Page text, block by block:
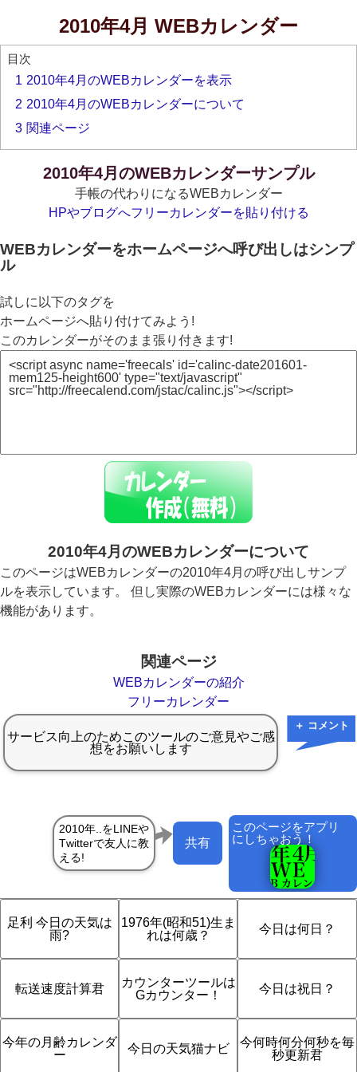
2010年4月 WEBカレンダー
目次
1 2010年4月のWEBカレンダーを表示
2 2010年4月のWEBカレンダーについて
3 関連ページ
2010年4月のWEBカレンダーサンプル
手帳の代わりになるWEBカレンダー
HPやブログへフリーカレンダーを貼り付ける
WEBカレンダーをホームページへ呼び出しはシンプ
ル
試しに以下のタグを
ホームページへ貼り付けてみよう!
このカレンダーがそのまま張り付きます!
2010年4月のWEBカレンダーについて
このページはWEBカレンダーの2010年4月の呼び出しサンプ
ルを表示しています。 但し実際のWEBカレンダーには様々な
機能があります。
関連ページ
WEBカレンダーの紹介
フリーカレンダー
＋ コメント
このページをアプリ
にしちゃおう！
共有
足利 今日の天気は
雨?
1976年(昭和51)生ま
れは何歳？
今日は何日？
転送速度計算君
カウンターツールは
Gカウンター！
今日は祝日？
今年の月齢カレンダ
ー
今日の天気猫ナビ
今何時何分何秒を毎
秒更新君